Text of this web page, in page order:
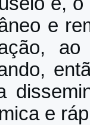
e
e